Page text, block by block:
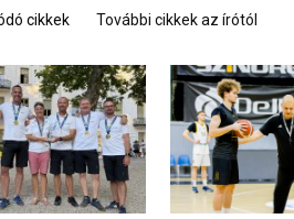
cikkek További cikkek az írótól